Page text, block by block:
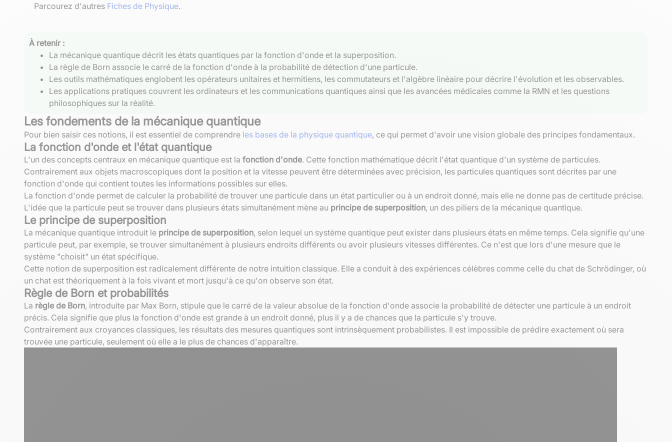
Parcourez d'autres Fiches de Physique.
À retenir :
La mécanique quantique décrit les états quantiques par la fonction d'onde et la superposition.
La règle de Born associe le carré de la fonction d'onde à la probabilité de détection d'une particule.
Les outils mathématiques englobent les opérateurs unitaires et hermitiens, les commutateurs et l'algèbre linéaire pour décrire l'évolution et les observables.
Les applications pratiques couvrent les ordinateurs et les communications quantiques ainsi que les avancées médicales comme la RMN et les questions
philosophiques sur la réalité.
Les fondements de la mécanique quantique
Pour bien saisir ces notions, il est essentiel de comprendre les bases de la physique quantique, ce qui permet d'avoir une vision globale des principes fondamentaux.
La fonction d'onde et l'état quantique
L'un des concepts centraux en mécanique quantique est la fonction d'onde. Cette fonction mathématique décrit l'état quantique d'un système de particules.
Contrairement aux objets macroscopiques dont la position et la vitesse peuvent être déterminées avec précision, les particules quantiques sont décrites par une
fonction d'onde qui contient toutes les informations possibles sur elles.
La fonction d'onde permet de calculer la probabilité de trouver une particule dans un état particulier ou à un endroit donné, mais elle ne donne pas de certitude précise.
L'idée que la particule peut se trouver dans plusieurs états simultanément mène au principe de superposition, un des piliers de la mécanique quantique.
Le principe de superposition
La mécanique quantique introduit le principe de superposition, selon lequel un système quantique peut exister dans plusieurs états en même temps. Cela signifie qu'une
particule peut, par exemple, se trouver simultanément à plusieurs endroits différents ou avoir plusieurs vitesses différentes. Ce n'est que lors d'une mesure que le
système "choisit" un état spécifique.
Cette notion de superposition est radicalement différente de notre intuition classique. Elle a conduit à des expériences célèbres comme celle du chat de Schrödinger, où
un chat est théoriquement à la fois vivant et mort jusqu'à ce qu'on observe son état.
Règle de Born et probabilités
La règle de Born, introduite par Max Born, stipule que le carré de la valeur absolue de la fonction d'onde associe la probabilité de détecter une particule à un endroit
précis. Cela signifie que plus la fonction d'onde est grande à un endroit donné, plus il y a de chances que la particule s'y trouve.
Contrairement aux croyances classiques, les résultats des mesures quantiques sont intrinsèquement probabilistes. Il est impossible de prédire exactement où sera
trouvée une particule, seulement où elle a le plus de chances d'apparaître.